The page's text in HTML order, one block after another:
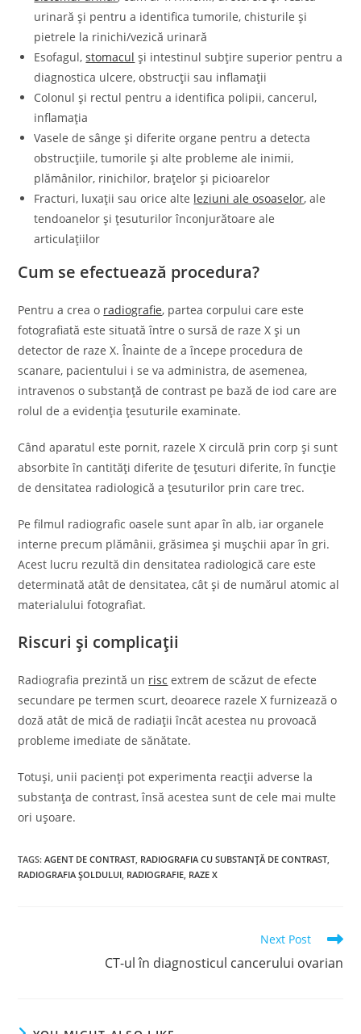
urinară și pentru a identifica tumorile, chisturile și
pietrele la rinichi/vezică urinară
Esofagul,stomacul și intestinul subțire superior pentru a
diagnostica ulcere, obstrucții sau inflamații
Colonul și rectul pentru a identifica polipii, cancerul,
inflamația
Vasele de sânge și diferite organe pentru a detecta
obstrucțiile, tumorile și alte probleme ale inimii,
plămânilor, rinichilor, brațelor și picioarelor
Fracturi, luxații sau orice alte leziuni ale osoaselor, ale
tendoanelor și țesuturilor înconjurătoare ale
articulațiilor
Cum se efectuează procedura?
Pentru a crea o radiografie, partea corpului care este
fotografiată este situată între o sursă de raze X și un
detector de raze X. Înainte de a începe procedura de
scanare, pacientului i se va administra, de asemenea,
intravenos o substanță de contrast pe bază de iod care are
rolul de a evidenția țesuturile examinate.
Când aparatul este pornit, razele X circulă prin corp și sunt
absorbite în cantități diferite de țesuturi diferite, în funcție
de densitatea radiologică a țesuturilor prin care trec.
Pe filmul radiografic oasele sunt apar în alb, iar organele
interne precum plămânii, grăsimea și mușchii apar în gri.
Acest lucru rezultă din densitatea radiologică care este
determinată atât de densitatea, cât și de numărul atomic al
materialului fotografiat.
Riscuri și complicații
Radiografia prezintă un risc extrem de scăzut de efecte
secundare pe termen scurt, deoarece razele X furnizează o
doză atât de mică de radiații încât acestea nu provoacă
probleme imediate de sănătate.
Totuși, unii pacienți pot experimenta reacții adverse la
substanța de contrast, însă acestea sunt de cele mai multe
ori ușoare.
TAGS:AGENT DE CONTRAST, RADIOGRAFIA CU SUBSTANȚĂ DE CONTRAST,
RADIOGRAFIA ȘOLDULUI, RADIOGRAFIE, RAZE X
Next Post
CT-ul în diagnosticul cancerului ovarian